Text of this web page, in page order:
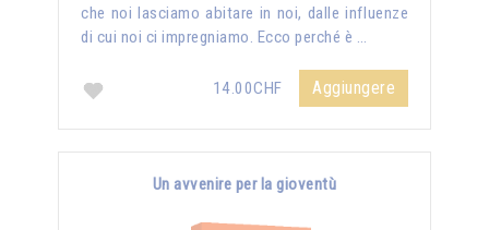
che noi lasciamo abitare in noi, dalle influenze
di cui noi ci impregniamo. Ecco perché è …
14.00CHF Aggiungere
Un avvenire per la gioventù